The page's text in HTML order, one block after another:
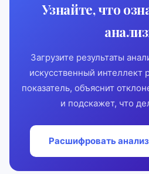
Узнайте, что
Загрузите результаты
искусственный
показатель, объяснит
и подскажет, что
Расшифровать